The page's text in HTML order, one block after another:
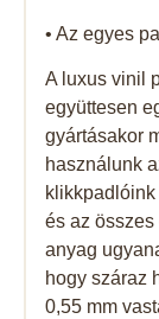
• Az egyes
A luxus vinil
együttesen
gyártásakor
használunk
és az
anyag
hogy száraz
0,55 mm